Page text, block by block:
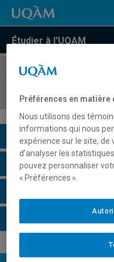
Étudier à l'UQAM
COURS//
Description du cours
Horaire - Été 2026
Préférences en matière
Nous utilisons des
informations qui nous
expérience sur le site, de
d’analyser les
pouvez personnaliser
« Préférences ».